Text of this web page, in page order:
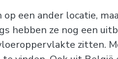
een ander locatie,
hebben ze nog een
zitten.